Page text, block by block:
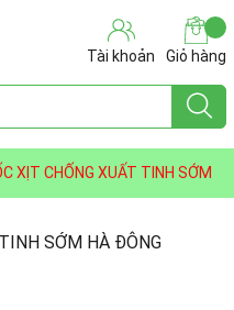
Tài khoản Giỏ hàng
XỊT CHỐNG XUẤT TINH SỚM
SỚM HÀ ĐÔNG